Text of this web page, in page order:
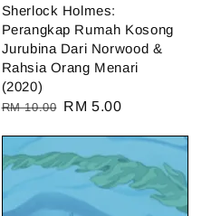
Sherlock Holmes:
Perangkap Rumah Kosong
Jurubina Dari Norwood &
Rahsia Orang Menari
(2020)
Regular
RM 10.00 Sale
RM 5.00